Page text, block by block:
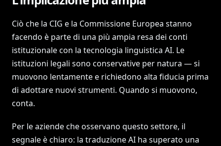
Ciò che la CIG e la Commissione Europea stanno
facendo è parte di una più ampia resa dei conti
istituzionale con la tecnologia linguistica AI. Le
istituzioni legali sono conservative per natura — si
muovono lentamente e richiedono alta fiducia prima
di adottare nuovi strumenti. Quando si muovono,
conta.
Per le aziende che osservano questo settore, il
segnale è chiaro: la traduzione AI ha superato una